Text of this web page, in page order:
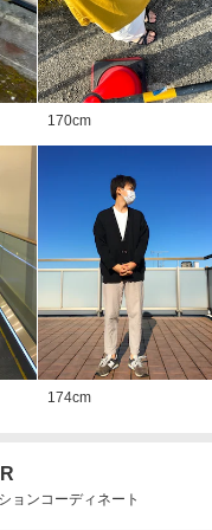
170cm
174cm
ョンコーディネート